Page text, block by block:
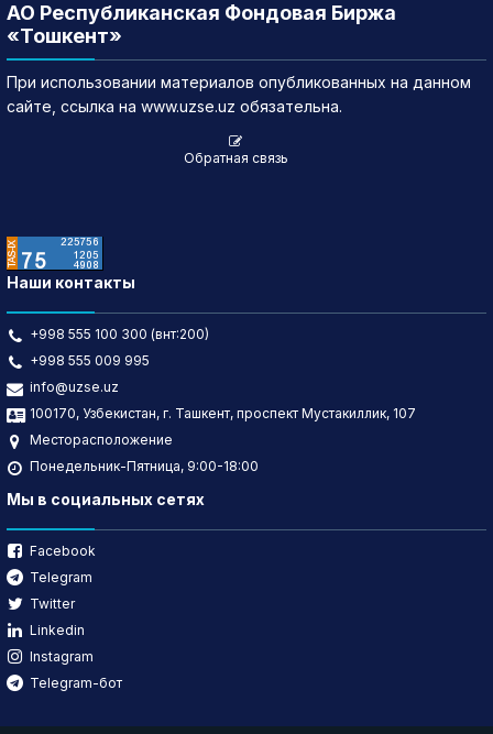
АО Республиканская Фондовая Биржа
«Тошкент»
При использовании материалов опубликованных на данном
сайте, ссылка на www.uzse.uz обязательна.
Обратная связь
Наши контакты
+998 555 100 300 (внт:200)
+998 555 009 995
info@uzse.uz
100170, Узбекистан, г. Ташкент, проспект Мустакиллик, 107
Месторасположение
Понедельник-Пятница, 9:00-18:00
Мы в социальных сетях
Facebook
Telegram
Twitter
Linkedin
Instagram
Telegram-бот